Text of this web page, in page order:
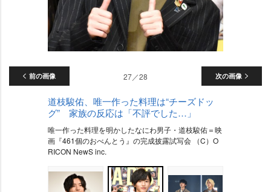
前の画像 次の画像
27／28
道枝駿佑、唯一作った料理は“チーズドッ
グ” 家族の反応は「不評でした…」
唯一作った料理を明かしたなにわ男子・道枝駿佑＝映
画『461個のおべんとう』の完成披露試写会 （C）O
RICON NewS inc.